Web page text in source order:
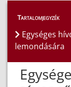
GYIK >
Tartalomjegyzék
Egységes
lemondására